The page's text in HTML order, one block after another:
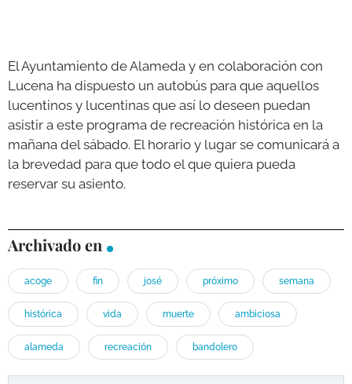
El Ayuntamiento de Alameda y en colaboración con
Lucena ha dispuesto un autobús para que aquellos
lucentinos y lucentinas que así lo deseen puedan
asistir a este programa de recreación histórica en la
mañana del sábado. El horario y lugar se comunicará a
la brevedad para que todo el que quiera pueda
reservar su asiento.
Archivado en
acoge fin josé próximo semana
histórica vida muerte ambiciosa
alameda recreación bandolero